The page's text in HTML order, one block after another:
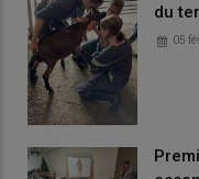
du
05